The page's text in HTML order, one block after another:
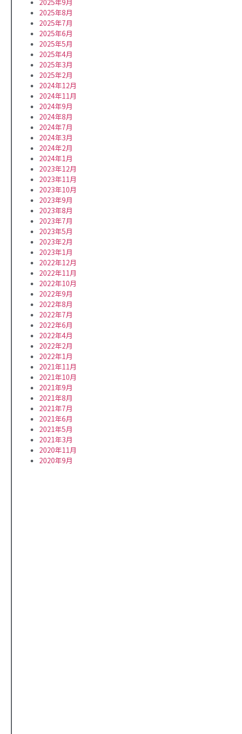
2025年9月
2025年8月
2025年7月
2025年6月
2025年5月
2025年4月
2025年3月
2025年2月
2024年12月
2024年11月
2024年9月
2024年8月
2024年7月
2024年3月
2024年2月
2024年1月
2023年12月
2023年11月
2023年10月
2023年9月
2023年8月
2023年7月
2023年5月
2023年2月
2023年1月
2022年12月
2022年11月
2022年10月
2022年9月
2022年8月
2022年7月
2022年6月
2022年4月
2022年2月
2022年1月
2021年11月
2021年10月
2021年9月
2021年8月
2021年7月
2021年6月
2021年5月
2021年3月
2020年11月
2020年9月